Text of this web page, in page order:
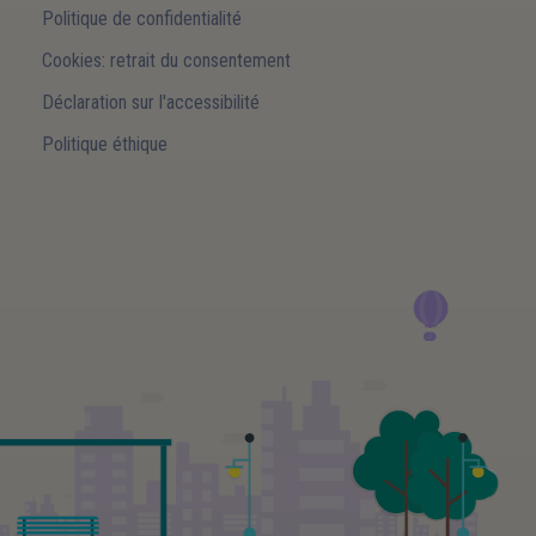
Politique de confidentialité
Cookies: retrait du consentement
Déclaration sur l'accessibilité
Politique éthique